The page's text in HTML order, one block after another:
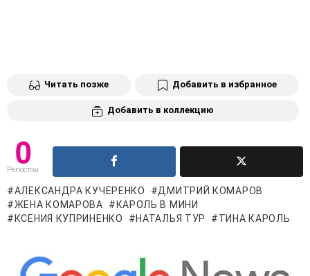
Читать позже Добавить в избранное
Добавить в коллекцию
0
Репостов
АЛЕКСАНДРА КУЧЕРЕНКО
ДМИТРИЙ КОМАРОВ
ЖЕНА КОМАРОВА
КАРОЛЬ В МИНИ
КСЕНИЯ КУПРИНЕНКО
НАТАЛЬЯ ТУР ТИНА КАРОЛЬ